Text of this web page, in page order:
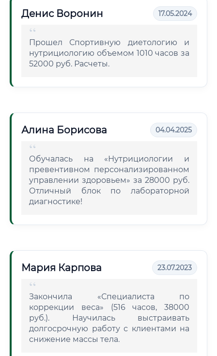
Денис Воронин 17.05.2024
Прошел Спортивную диетологию и
нутрициологию объемом 1010 часов за
52000 руб. Расчеты.
Алина Борисова 04.04.2025
Обучалась на «Нутрициологии и
превентивном персонализированном
управлении здоровьем» за 28000 руб.
Отличный блок по лабораторной
диагностике!
Мария Карпова 23.07.2023
Закончила «Специалиста по
коррекции веса» (516 часов, 38000
руб.). Научилась выстраивать
долгосрочную работу с клиентами на
снижение массы тела.